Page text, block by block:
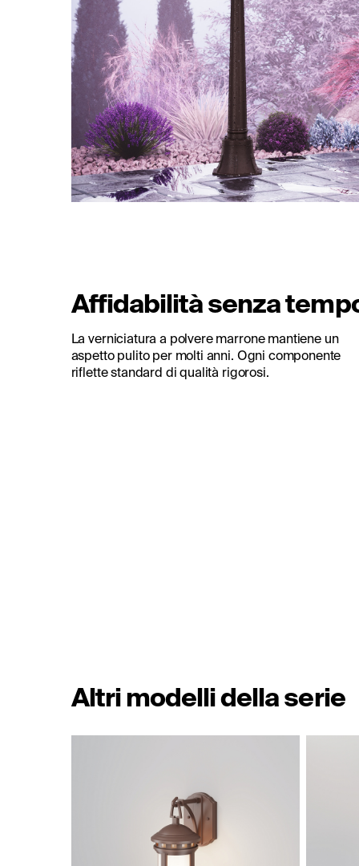
Affidabilità senza
La verniciatura a polvere marrone mantiene un
aspetto pulito per molti anni. Ogni componente
riflette standard di qualità rigorosi.
Altri modelli della serie